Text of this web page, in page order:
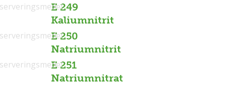
E 249
Kaliumnitrit
E 250
Natriumnitrit
E 251
Natriumnitrat